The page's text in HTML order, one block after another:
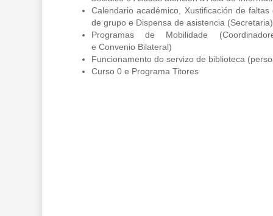
Calendario académico, Xustificación de
de grupo e Dispensa de asistencia (Secretaria)
Programas de Mobilidade
e Convenio Bilateral)
Funcionamento do servizo de biblioteca
Curso 0 e Programa Titores